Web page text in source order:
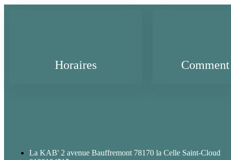
Horaires
La KAB' 2 avenue Bauffremont 78170 la Celle Saint-Cloud